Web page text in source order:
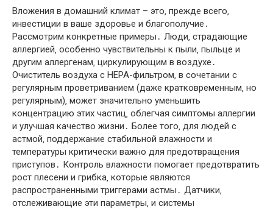
Вложения в домашний климат – это‚ прежде всего‚
инвестиции в ваше здоровье и благополучие․
Рассмотрим конкретные примеры․ Люди‚ страдающие
аллергией‚ особенно чувствительны к пыли‚ пыльце и
другим аллергенам‚ циркулирующим в воздухе․
Очиститель воздуха с HEPA-фильтром‚ в сочетании с
регулярным проветриванием (даже кратковременным‚ но
регулярным)‚ может значительно уменьшить
концентрацию этих частиц‚ облегчая симптомы аллергии
и улучшая качество жизни․ Более того‚ для людей с
астмой‚ поддержание стабильной влажности и
температуры критически важно для предотвращения
приступов․ Контроль влажности помогает предотвратить
рост плесени и грибка‚ которые являются
распространенными триггерами астмы․ Датчики‚
отслеживающие эти параметры‚ и системы